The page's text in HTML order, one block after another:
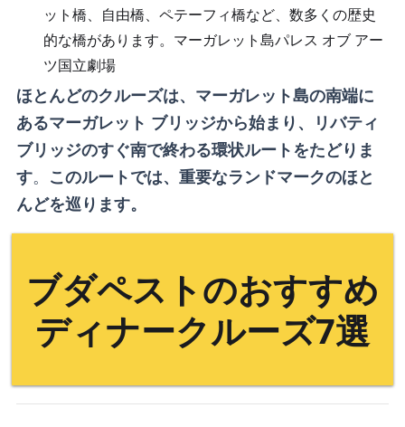
ット橋、自由橋、ペテーフィ橋など、数多くの歴史
的な橋があります。マーガレット島パレス オブ アー
ツ国立劇場
ほとんどのクルーズは、マーガレット島の南端に
あるマーガレット ブリッジから始まり、リバティ
ブリッジのすぐ南で終わる環状ルートをたどりま
す。 このルートでは、重要なランドマークのほと
んどを巡ります。
ブダペストのおすすめ
ディナークルーズ7選